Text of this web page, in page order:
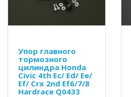
Упор главного
тормозного
цилиндра Honda
Civic 4th Ec/ Ed/ Ee/
Ef/ Crx 2nd Ef6/7/8
Hardrace Q0433